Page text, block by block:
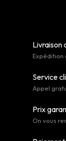
Livraison
Expédition
Service
Appel
Prix
On vous